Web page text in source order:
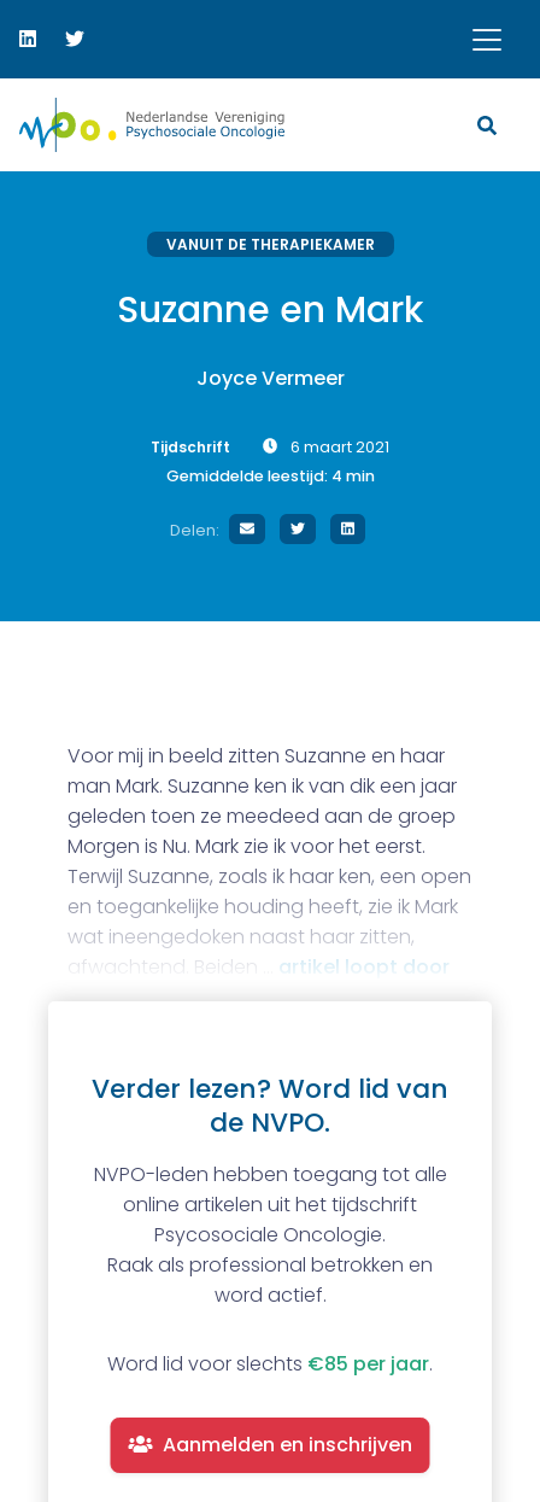
VANUIT DE THERAPIEKAMER
Suzanne en Mark
Joyce Vermeer
Tijdschrift
6 maart 2021
Gemiddelde leestijd: 4 min
Delen:
Voor mij in beeld zitten Suzanne en haar
man Mark. Suzanne ken ik van dik een jaar
geleden toen ze meedeed aan de groep
Morgen is Nu. Mark zie ik voor het eerst.
Terwijl Suzanne, zoals ik haar ken, een open
en toegankelijke houding heeft, zie ik Mark
wat ineengedoken naast haar zitten,
afwachtend. Beiden … artikel loopt door
Verder lezen? Word lid van
de NVPO.
NVPO-leden hebben toegang tot alle
online artikelen uit het tijdschrift
Psycosociale Oncologie.
Raak als professional betrokken en
word actief.
Word lid voor slechts €85 per jaar.
Aanmelden en inschrijven